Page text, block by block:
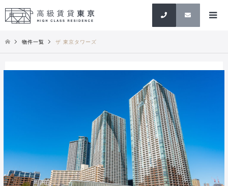
検索
物件一覧 ザ 東京タワーズ